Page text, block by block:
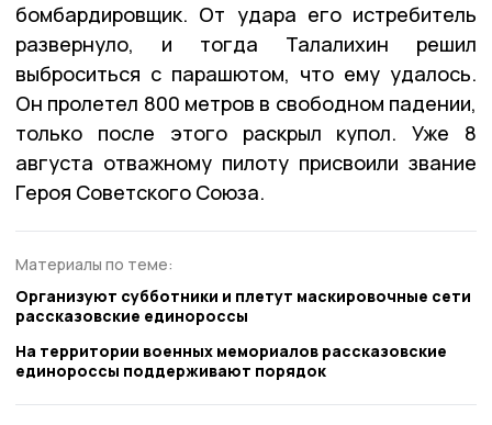
бомбардировщик. От удара его истребитель
развернуло, и тогда Талалихин решил
выброситься с парашютом, что ему удалось.
Он пролетел 800 метров в свободном падении,
только после этого раскрыл купол. Уже 8
августа отважному пилоту присвоили звание
Героя Советского Союза.
Материалы по теме:
Организуют субботники и плетут маскировочные сети
рассказовские единороссы
На территории военных мемориалов рассказовские
единороссы поддерживают порядок